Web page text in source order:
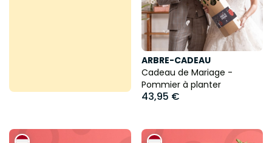
ARBRE-CADEAU
Cadeau de Mariage -
Pommier à planter
43,95 €